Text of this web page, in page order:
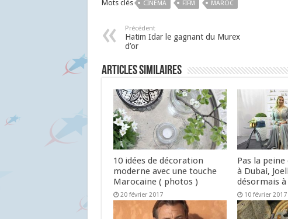
Mots clés CINÉMA FIFM MAROC
Précédent
Hatim Idar le gagnant du Murex
d’or
Articles similaires
10 idées de décoration
moderne avec une touche
Marocaine ( photos )
20 février 2017
Pas la
à Dubai,
désormais à
10 février 2017